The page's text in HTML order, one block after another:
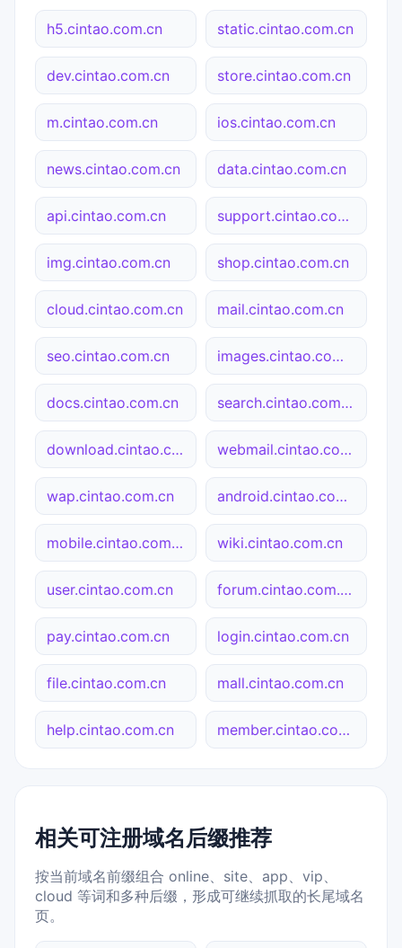
h5.cintao.com.cn static.cintao.com.cn
dev.cintao.com.cn store.cintao.com.cn
m.cintao.com.cn ios.cintao.com.cn
news.cintao.com.cn data.cintao.com.cn
api.cintao.com.cn support.cintao.com.cn
img.cintao.com.cn shop.cintao.com.cn
cloud.cintao.com.cn mail.cintao.com.cn
seo.cintao.com.cn images.cintao.com.cn
docs.cintao.com.cn search.cintao.com.cn
download.cintao.com.cn webmail.cintao.com.cn
wap.cintao.com.cn android.cintao.com.cn
mobile.cintao.com.cn wiki.cintao.com.cn
user.cintao.com.cn forum.cintao.com.cn
pay.cintao.com.cn login.cintao.com.cn
file.cintao.com.cn mall.cintao.com.cn
help.cintao.com.cn member.cintao.com.cn
相关可注册域名后缀推荐
按当前域名前缀组合 online、site、app、vip、
cloud 等词和多种后缀，形成可继续抓取的长尾域名
页。